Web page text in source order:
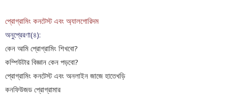
প্রোগ্রামিং কনটেস্ট এবং অ‍্যালগোরিদম
অনুপ্রেরণা(৪):
কেন আমি প্রোগ্রামিং শিখবো?
কম্পিউটার বিজ্ঞান কেন পড়বো?
প্রোগ্রামিং কনটেস্ট এবং অনলাইন জাজে হাতেখড়ি
কনফিউজড প্রোগ্রামার